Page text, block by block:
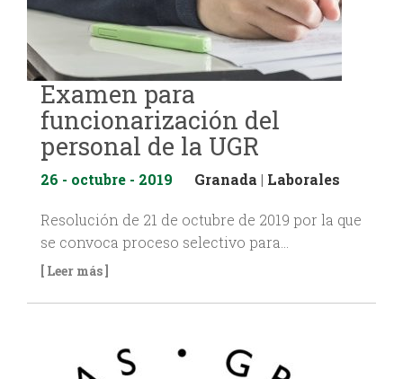
Examen para
funcionarización del
personal de la UGR
26 - octubre - 2019 Granada | Laborales
Resolución de 21 de octubre de 2019 por la que
se convoca proceso selectivo para…
[ Leer más ]